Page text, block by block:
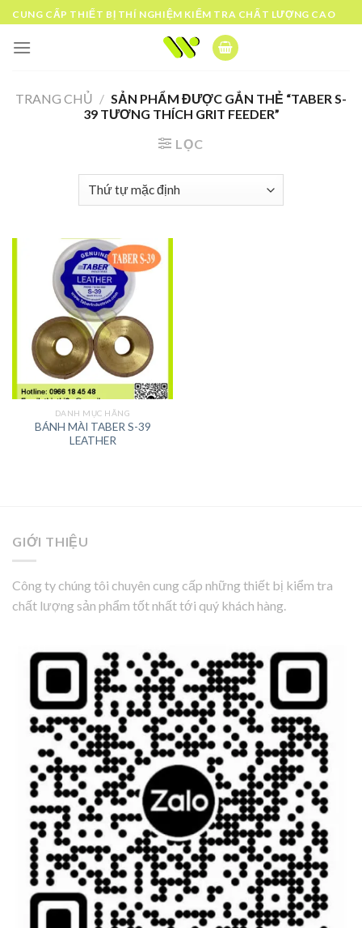
Skip
to
content
CUNG CẤP THIẾT BỊ THÍ NGHIỆM KIỂM TRA CHẤT LƯỢNG CAO
TRANG CHỦ / SẢN PHẨM ĐƯỢC GẮN THẺ “TABER S-
39 TƯƠNG THÍCH GRIT FEEDER”
LỌC
DANH MỤC HÃNG
BÁNH MÀI TABER S-39
LEATHER
GIỚI THIỆU
Công ty chúng tôi chuyên cung cấp những thiết bị kiểm tra
chất lượng sản phẩm tốt nhất tới quý khách hàng.